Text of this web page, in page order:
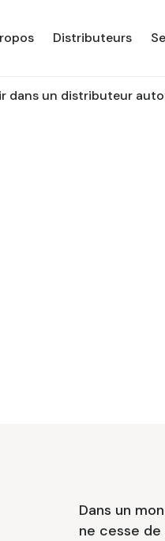
Distributeurs
dans un distributeur
Dans un
ne cesse